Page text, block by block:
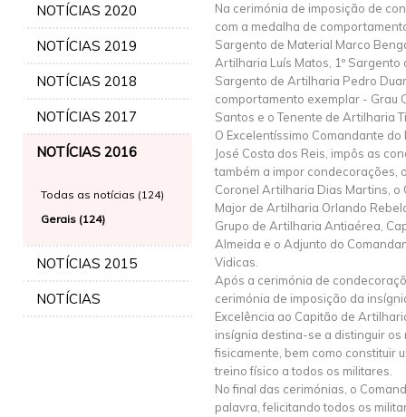
NOTÍCIAS 2020
NOTÍCIAS 2019
NOTÍCIAS 2018
NOTÍCIAS 2017
NOTÍCIAS 2016
Todas as notícias (124)
Gerais (124)
NOTÍCIAS 2015
NOTÍCIAS
Na cerimónia de imposição de
com a medalha de
Sargento de Material Marco
Artilharia Luís Matos, 1º Sargento
Sargento de Artilharia Pedro
comportamento exemplar - Grau
Santos e o Tenente de Artilharia
O Excelentíssimo Comandante
José Costa dos Reis, impôs as
também a impor condecorações,
Coronel Artilharia Dias Martins, o
Major de Artilharia Orlando
Grupo de Artilharia Antiaérea,
Almeida e o Adjunto do
Vidicas.
Após a cerimónia de
cerimónia de imposição da
Excelência ao Capitão de
insígnia destina-se a distinguir os
fisicamente, bem como constituir
treino físico a todos os militares.
No final das cerimónias, o
palavra, felicitando todos os